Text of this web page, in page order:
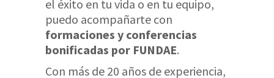
el éxito en tu vida o en tu equipo,
puedo acompañarte con
formaciones y conferencias
bonificadas por FUNDAE.
Con más de 20 años de experiencia,